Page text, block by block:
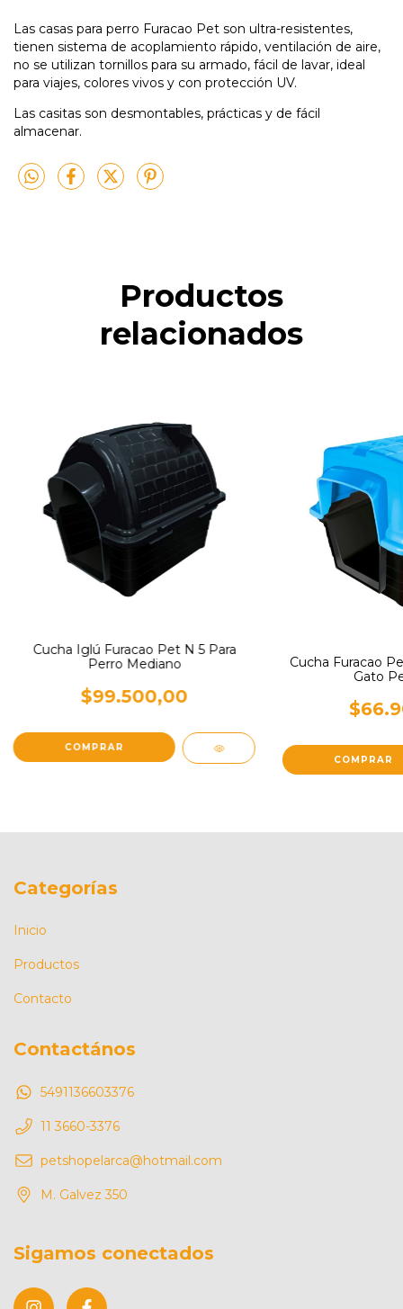
Las casas para perro Furacao Pet son ultra-resistentes,
tienen sistema de acoplamiento rápido, ventilación de aire,
no se utilizan tornillos para su armado, fácil de lavar, ideal
para viajes, colores vivos y con protección UV.
Las casitas son desmontables, prácticas y de fácil
almacenar.
Productos
relacionados
Cucha Iglú Furacao Pet N 5 Para
Perro Mediano
$99.500,00
Cucha Furacao
Gato
COMPRAR
Categorías
Inicio
Productos
Contacto
Contactános
5491136603376
11 3660-3376
petshopelarca@hotmail.com
M. Galvez 350
Sigamos conectados